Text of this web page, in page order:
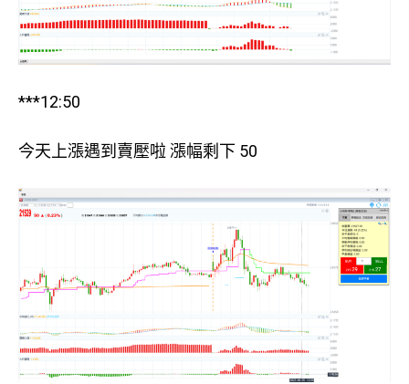
***12:50
今天上漲遇到賣壓啦 漲幅剩下 50